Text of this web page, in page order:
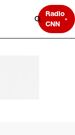
Radio
CNN